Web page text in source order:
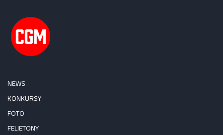
NEWS
KONKURSY
FOTO
FELIETONY